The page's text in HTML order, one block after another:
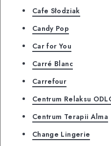
Cafe Słodziak
Candy Pop
Car for You
Carré Blanc
Carrefour
Centrum Relaksu
Centrum Terapii Alma
Change Lingerie